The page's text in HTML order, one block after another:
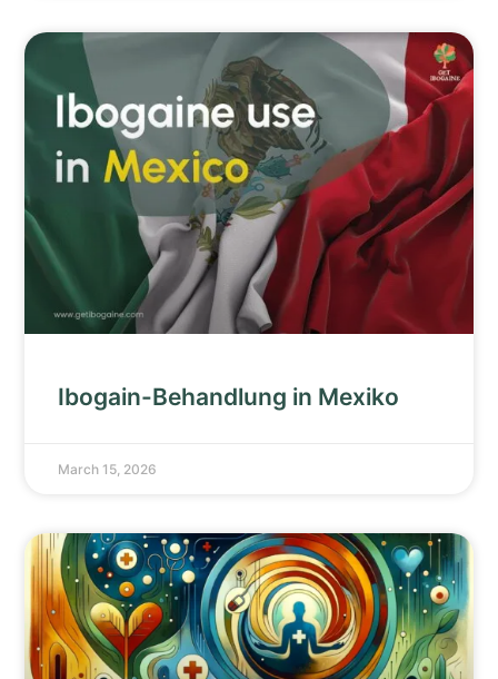
Ibogain-Behandlung in Mexiko
March 15, 2026